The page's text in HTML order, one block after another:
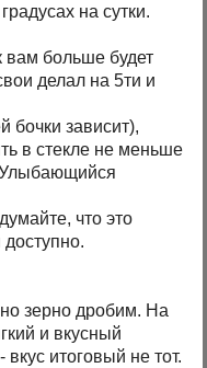
на сутки.
вам больше будет
делал на 5ти и
бочки зависит),
в стекле не меньше
что это
зерно дробим. На
и вкусный
вкус итоговый не тот.